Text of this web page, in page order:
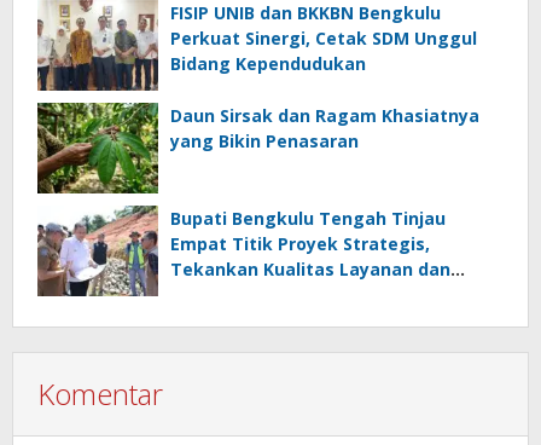
FISIP UNIB dan BKKBN Bengkulu
Perkuat Sinergi, Cetak SDM Unggul
Bidang Kependudukan
Daun Sirsak dan Ragam Khasiatnya
yang Bikin Penasaran
Bupati Bengkulu Tengah Tinjau
Empat Titik Proyek Strategis,
Tekankan Kualitas Layanan dan
Komentar